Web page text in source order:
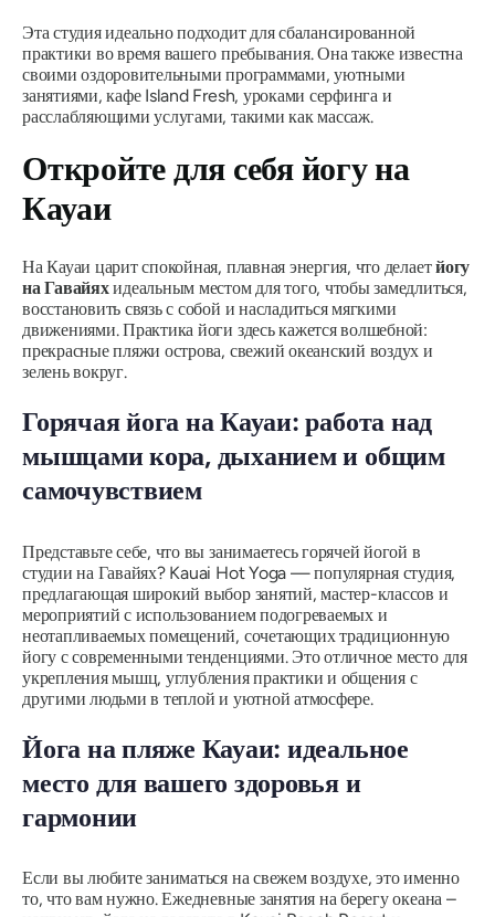
Эта студия идеально подходит для сбалансированной
практики во время вашего пребывания. Она также известна
своими оздоровительными программами, уютными
занятиями, кафе Island Fresh, уроками серфинга и
расслабляющими услугами, такими как массаж.
Откройте для себя йогу на
Кауаи
На Кауаи царит спокойная, плавная энергия, что делаетйогу
на Гавайяхидеальным местом для того, чтобы замедлиться,
восстановить связь с собой и насладиться мягкими
движениями. Практика йоги здесь кажется волшебной:
прекрасные пляжи острова, свежий океанский воздух и
зелень вокруг.
Горячая йога на Кауаи: работа над
мышцами кора, дыханием и общим
самочувствием
Представьте себе, что вы занимаетесь горячей йогой в
студии на Гавайях? Kauai Hot Yoga — популярная студия,
предлагающая широкий выбор занятий, мастер-классов и
мероприятий с использованием подогреваемых и
неотапливаемых помещений, сочетающих традиционную
йогу с современными тенденциями. Это отличное место для
укрепления мышц, углубления практики и общения с
другими людьми в теплой и уютной атмосфере.
Йога на пляже Кауаи: идеальное
место для вашего здоровья и
гармонии
Если вы любите заниматься на свежем воздухе, это именно
то, что вам нужно. Ежедневные занятия на берегу океана –